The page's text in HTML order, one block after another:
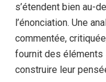
s’étendent bien au-
l’énonciation. Une
commentée,
fournit des éléments
construire leur